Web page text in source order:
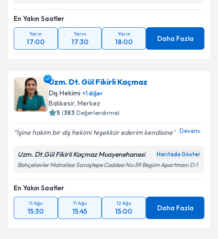
En Yakın Saatler
Yarın
17:00
Yarın
17:30
Yarın
18:00 Daha Fazla
Uzm. Dt. Gül Fikirli Kaçmaz
Diş Hekimi +1diğer
Balıkesir, Merkez
5 (383 Değerlendirme)
İşine hakim bir diş hekimi teşekkür ederim kendisine Devamı
Uzm. Dt.Gül Fikirli Kaçmaz Muayenehanesi Haritada Göster
Bahçelievler Mahallesi Savaştepe Caddesi No:59 Begüm Apartmanı D:1
En Yakın Saatler
11 Ağu
15:30
11 Ağu
15:45
12 Ağu
15:00 Daha Fazla